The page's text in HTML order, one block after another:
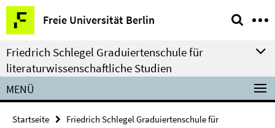
Springe
direkt
zu
Inhalt
Freie Universität Berlin
Service-
Navigation
Friedrich Schlegel Graduiertenschule für
literaturwissenschaftliche Studien
MENÜ
Startseite
Friedrich Schlegel Graduiertenschule für